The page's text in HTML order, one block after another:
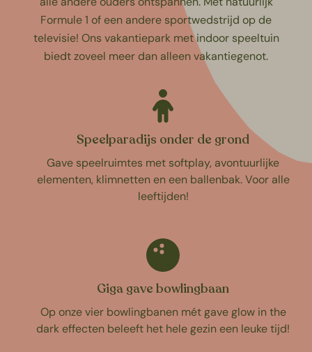
Formule 1 of een andere sportwedstrijd op de
televisie! Ons vakantiepark met indoor speeltuin
biedt zoveel meer dan alleen vakantiegenot.
Speelparadijs onder de grond
Gave speelruimtes met softplay, avontuurlijke
elementen, klimnetten en een ballenbak. Voor alle
leeftijden!
Giga gave bowlingbaan
Op onze vier bowlingbanen mét gave glow in the
dark effecten beleeft het hele gezin een leuke tijd!